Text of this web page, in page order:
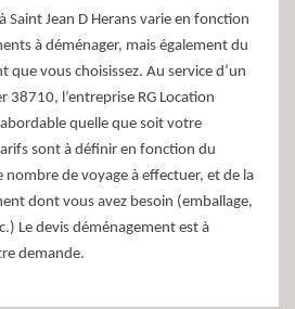
Saint Jean D Herans varie en fonction
à déménager, mais également du
que vous choisissez. Au service d’un
38710, l’entreprise RG Location
quelle que soit votre
sont à définir en fonction du
nombre de voyage à effectuer, et de la
dont vous avez besoin (emballage,
Le devis déménagement est à
demande.